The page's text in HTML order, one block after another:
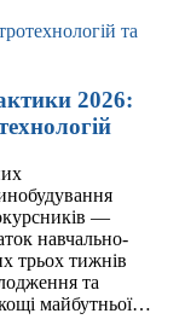
та
2026:
—
навчально-
трьох тижнів
та
майбутньої…